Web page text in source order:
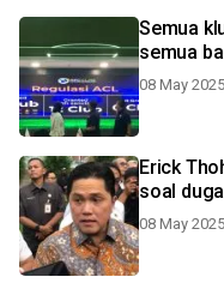
Semua
semua
08 May
Erick
soal
08 May